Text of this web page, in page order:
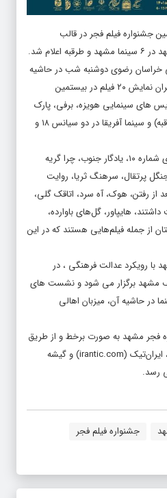
جشنواره فیلم فجر در قالب
شد.
خراسان رضوی دوشنبه شب در حاشیه
آغاز این جشنواره گفت: برنامه اکران نمایش ۲۰ فیلم در بیستمین
های سینمایی هویزه، برفی، پارک
بازار، سیمرغ، ویلاژتوریست (طرقبه) و سینما آفریقا در دو سیانس ۱۸ و
محمد حسین زاده افزود: فیلم‌های شماره ۱۰، یادگار جنوب، چرا گریه
پرتقال، سرهنگ ثریا، روایت
از رفتن، هوک، آه سرد، اتاقک گلی،
هایپاور، گل‌های باوارده،
از جمله فیلم‌هایی هستند که در این
با رویکرد عدالت فرهنگی ، در
مشهد برگزار می شود و نشست های
حاشیه آن، میزبان اهالی
فجر مشهد به صورت برخط و از طریق
ایران‌تیک (irantic.com) و گیشه
رسد.
جشنواره فیلم فجر